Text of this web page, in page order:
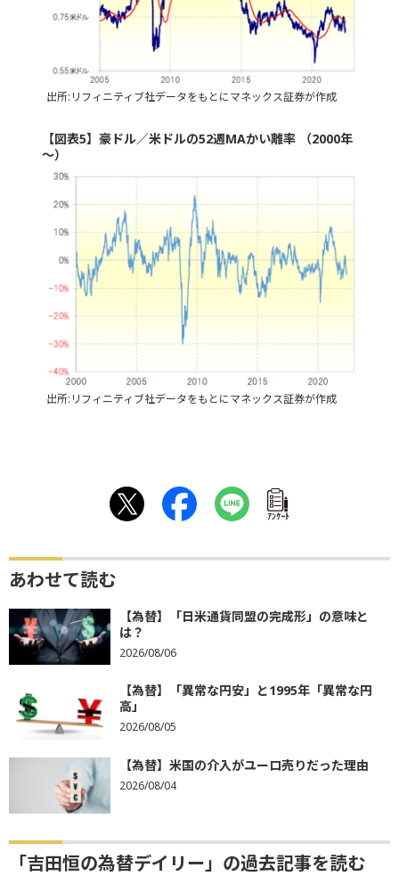
出所:リフィニティブ社データをもとにマネックス証券が作成
【図表5】豪ドル／米ドルの52週MAかい離率 （2000年
～）
出所:リフィニティブ社データをもとにマネックス証券が作成
ｱﾝｹｰﾄ
あわせて読む
【為替】「日米通貨同盟の完成形」の意味と
は？
2026/08/06
【為替】「異常な円安」と1995年「異常な円
高」
2026/08/05
【為替】米国の介入がユーロ売りだった理由
2026/08/04
「吉田恒の為替デイリー」の過去記事を読む